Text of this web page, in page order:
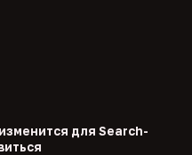
для Search-